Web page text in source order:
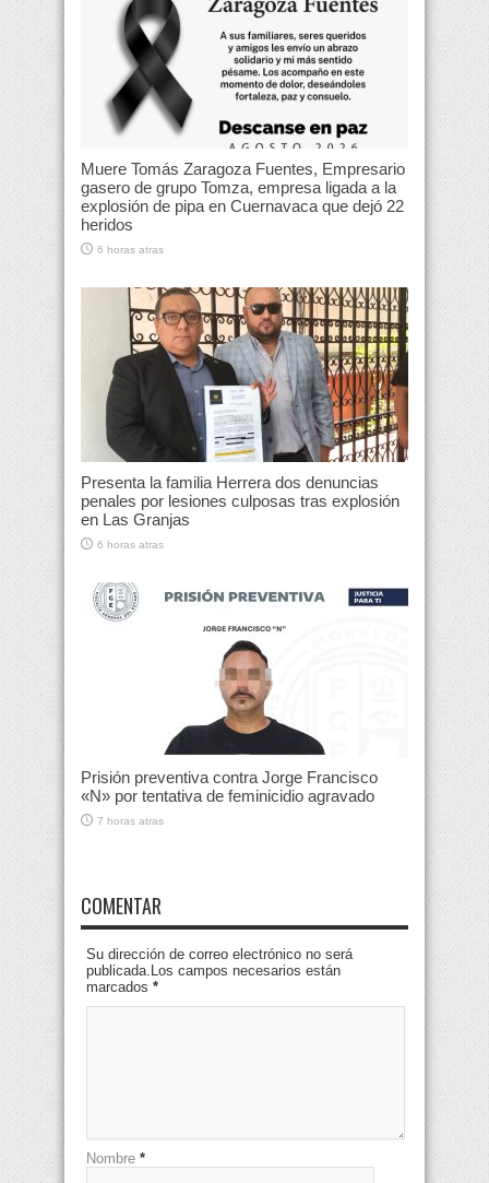
Muere Tomás Zaragoza Fuentes, Empresario
gasero de grupo Tomza, empresa ligada a la
explosión de pipa en Cuernavaca que dejó 22
heridos
6 horas atras
Presenta la familia Herrera dos denuncias
penales por lesiones culposas tras explosión
en Las Granjas
6 horas atras
Prisión preventiva contra Jorge Francisco
«N» por tentativa de feminicidio agravado
7 horas atras
COMENTAR
Su dirección de correo electrónico no será
publicada.Los campos necesarios están
marcados *
Nombre *